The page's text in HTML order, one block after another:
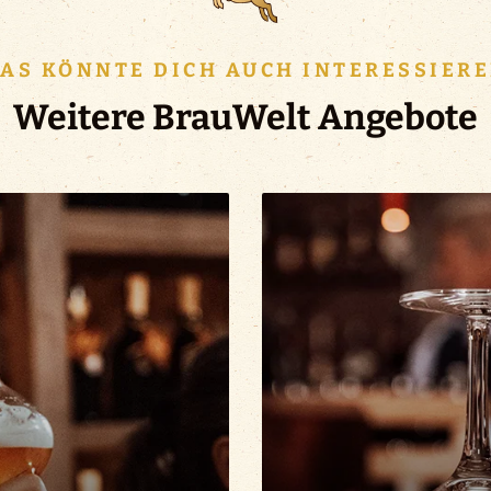
KÖNNTE DICH AUCH
Weitere BrauWelt Angebote